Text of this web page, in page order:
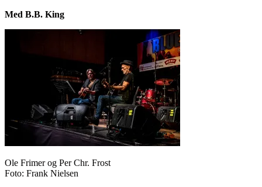
Med B.B. King
Ole Frimer og Per Chr. Frost
Foto: Frank Nielsen